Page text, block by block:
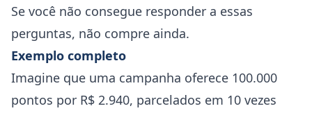
Se você não consegue responder a essas
perguntas, não compre ainda.
Exemplo completo
Imagine que uma campanha oferece 100.000
pontos por R$ 2.940, parcelados em 10 vezes